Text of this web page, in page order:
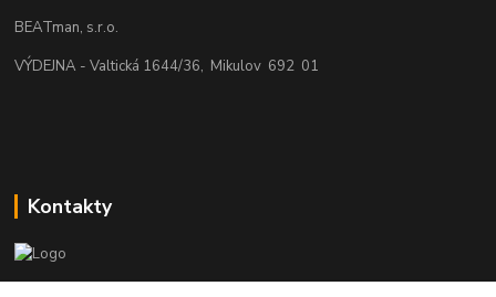
BEATman, s.r.o.
VÝDEJNA - Valtická 1644/36, Mikulov 692 01
Kontakty